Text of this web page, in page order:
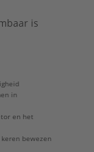
is
in
en het
bewezen